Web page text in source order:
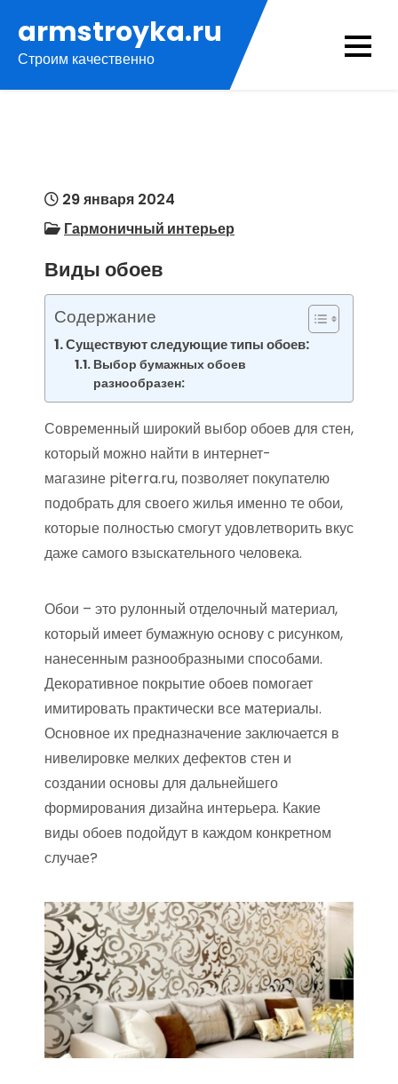
содержимому
armstroyka.ru
Строим качественно
29 января 2024
Гармоничный интерьер
Виды обоев
Содержание
Существуют следующие типы обоев:
Выбор бумажных обоев
разнообразен:
Современный широкий выбор обоев для стен,
который можно найти в интернет-
магазине piterra.ru, позволяет покупателю
подобрать для своего жилья именно те обои,
которые полностью смогут удовлетворить вкус
даже самого взыскательного человека.
Обои – это рулонный отделочный материал,
который имеет бумажную основу с рисунком,
нанесенным разнообразными способами.
Декоративное покрытие обоев помогает
имитировать практически все материалы.
Основное их предназначение заключается в
нивелировке мелких дефектов стен и
создании основы для дальнейшего
формирования дизайна интерьера. Какие
виды обоев подойдут в каждом конкретном
случае?